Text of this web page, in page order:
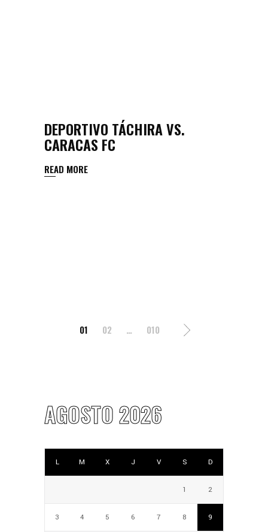
DEPORTIVO TÁCHIRA VS.
CARACAS FC
READ MORE
POSTS
01 02 … 010
AGOSTO 2026
L M X J V S D
1 2
3 4 5 6 7 8 9